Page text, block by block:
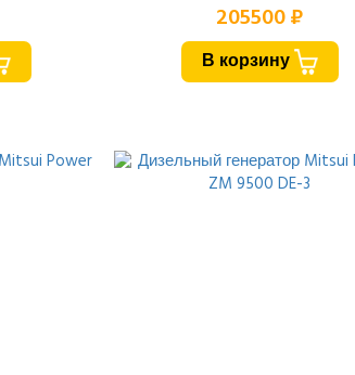
205500 ₽
В корзину